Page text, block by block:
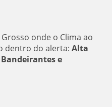
onde o Clima ao
dentro do alerta:Alta
e